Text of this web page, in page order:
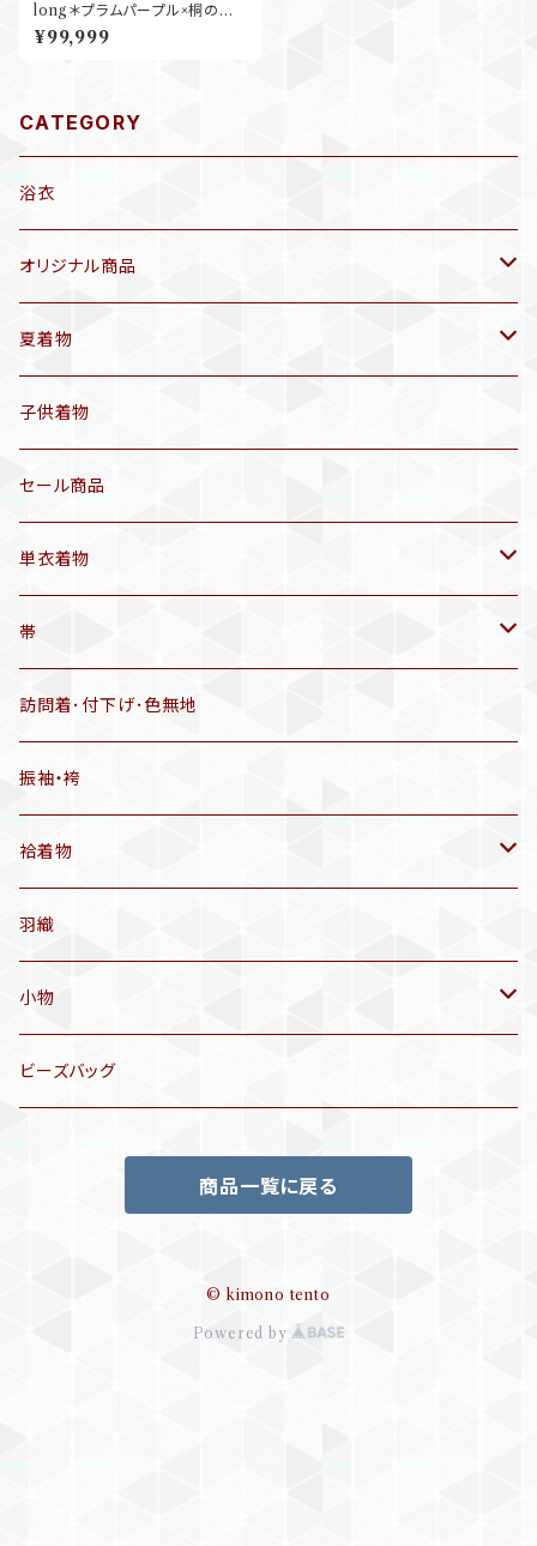
long＊プラムパープル×桐の花
唐草＊アンティーク訪問着 A38
6
¥99,999
CATEGORY
浴衣
オリジナル商品
袷着物(10〜5月頃)
セオα 着物(5〜9月頃)
三分紐
帯揚げ
羽織
半幅帯
有松絞り浴衣(6～9月頃)
夏着物
アンティーク着物
リサイクル着物
子供着物
セール商品
単衣着物
アンティーク着物
リサイクル着物
帯
リサイクル帯
アンティーク帯
アンティーク仕立てかえ帯
名古屋帯
洒落袋帯
袋帯
訪問着･付下げ･色無地
振袖・袴
袷着物
アンティーク着物
リサイクル着物
訪問着、付下げ、色無地
リサイクル色無地
羽織
小物
帯揚げ
ビーズバッグ
商品一覧に戻る
© kimono tento
Powered by